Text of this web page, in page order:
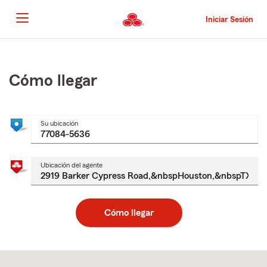
al
contenido
principal
Iniciar Sesión
principal
Cómo llegar
Su ubicación
Ubicación del agente
Cómo llegar
to